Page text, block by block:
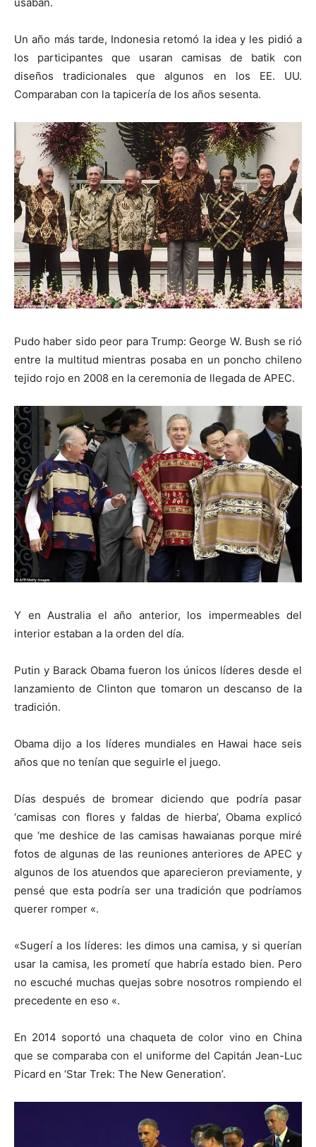
usaban.
Un año más tarde, Indonesia retomó la idea y les pidió a
los participantes que usaran camisas de batik con
diseños tradicionales que algunos en los EE. UU.
Comparaban con la tapicería de los años sesenta.
Pudo haber sido peor para Trump: George W. Bush se rió
entre la multitud mientras posaba en un poncho chileno
tejido rojo en 2008 en la ceremonia de llegada de APEC.
Y en Australia el año anterior, los impermeables del
interior estaban a la orden del día.
Putin y Barack Obama fueron los únicos líderes desde el
lanzamiento de Clinton que tomaron un descanso de la
tradición.
Obama dijo a los líderes mundiales en Hawai hace seis
años que no tenían que seguirle el juego.
Días después de bromear diciendo que podría pasar
‘camisas con flores y faldas de hierba’, Obama explicó
que ‘me deshice de las camisas hawaianas porque miré
fotos de algunas de las reuniones anteriores de APEC y
algunos de los atuendos que aparecieron previamente, y
pensé que esta podría ser una tradición que podríamos
querer romper «.
«Sugerí a los líderes: les dimos una camisa, y si querían
usar la camisa, les prometí que habría estado bien. Pero
no escuché muchas quejas sobre nosotros rompiendo el
precedente en eso «.
En 2014 soportó una chaqueta de color vino en China
que se comparaba con el uniforme del Capitán Jean-Luc
Picard en ‘Star Trek: The New Generation’.